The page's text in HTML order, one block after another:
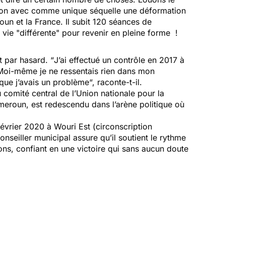
avec comme unique séquelle une déformation
et la France. Il subit 120 séances de
vie "différente" pour revenir en pleine forme !
par hasard. “J’ai effectué un contrôle en 2017 à
même je ne ressentais rien dans mon
j’avais un problème“, raconte-t-il.
central de l’Union nationale pour la
est redescendu dans l’arène politique où
2020 à Wouri Est (circonscription
municipal assure qu’il soutient le rythme
confiant en une victoire qui sans aucun doute